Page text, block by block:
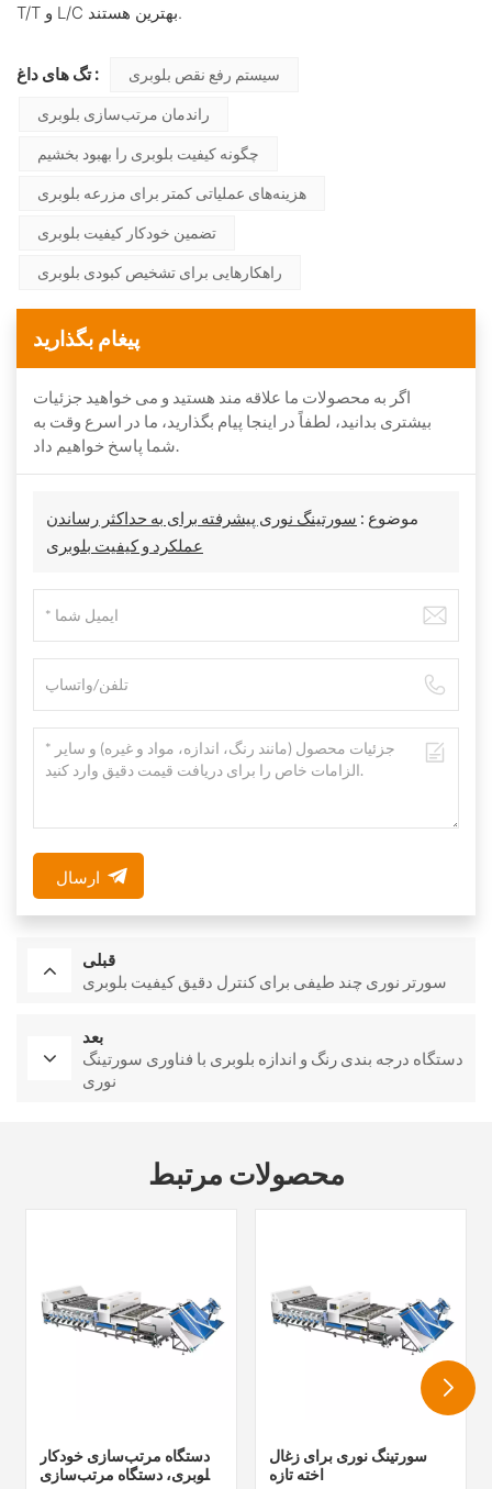
T/T و L/C بهترین هستند.
تگ های داغ : سیستم رفع نقص بلوبری
راندمان مرتب‌سازی بلوبری
چگونه کیفیت بلوبری را بهبود بخشیم
هزینه‌های عملیاتی کمتر برای مزرعه بلوبری
تضمین خودکار کیفیت بلوبری
راهکارهایی برای تشخیص کبودی بلوبری
پیغام بگذارید
اگر به محصولات ما علاقه مند هستید و می خواهید جزئیات
بیشتری بدانید، لطفاً در اینجا پیام بگذارید، ما در اسرع وقت به
شما پاسخ خواهیم داد.
موضوع : سورتینگ نوری پیشرفته برای به حداکثر رساندن
عملکرد و کیفیت بلوبری
ارسال
قبلی
سورتر نوری چند طیفی برای کنترل دقیق کیفیت بلوبری
بعد
دستگاه درجه بندی رنگ و اندازه بلوبری با فناوری سورتینگ
نوری
محصولات مرتبط
دستگاه مرتب‌سازی خودکار
بلوبری، دستگاه مرتب‌سازی
سورتینگ نوری برای زغال
اخته تازه